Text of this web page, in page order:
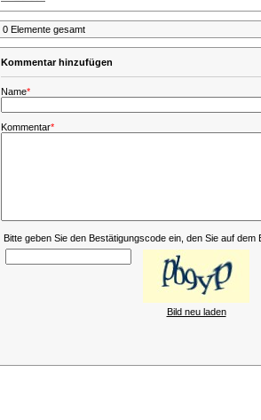
0 Elemente gesamt
Kommentar hinzufügen
Name*
Kommentar*
Bitte geben Sie den Bestätigungscode ein, den Sie auf dem
Bild neu laden